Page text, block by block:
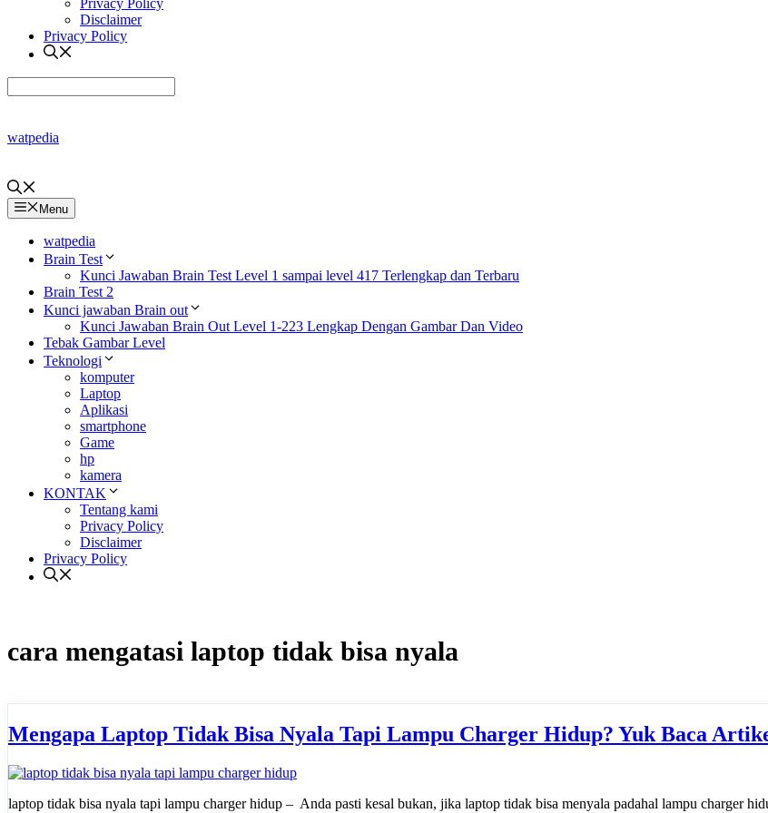
Privacy Policy
Disclaimer
Privacy Policy
watpedia
Menu
watpedia
Brain Test
Kunci Jawaban Brain Test Level 1 sampai level 417 Terlengkap dan Terbaru
Brain Test 2
Kunci jawaban Brain out
Kunci Jawaban Brain Out Level 1-223 Lengkap Dengan Gambar Dan Video
Tebak Gambar Level
Teknologi
komputer
Laptop
Aplikasi
smartphone
Game
hp
kamera
KONTAK
Tentang kami
Privacy Policy
Disclaimer
Privacy Policy
cara mengatasi laptop tidak bisa nyala
Mengapa Laptop Tidak Bisa Nyala Tapi Lampu Charger Hidup? Yuk Baca
laptop tidak bisa nyala tapi lampu charger hidup – Anda pasti kesal bukan, jika laptop tidak bisa menyala padahal lampu charger